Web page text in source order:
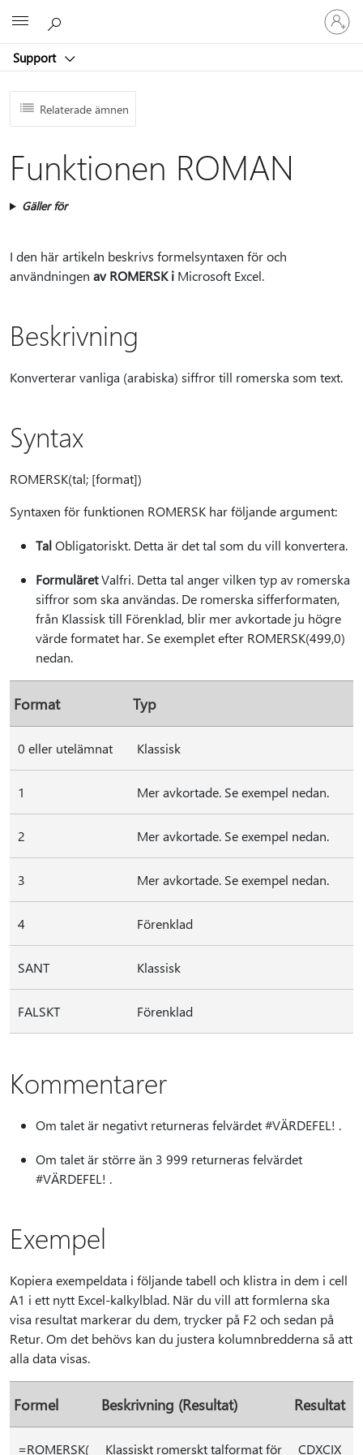
Support
Logga
in
på
konto
Relaterade ämnen
Funktionen ROMAN
Gäller för
I den här artikeln beskrivs formelsyntaxen för och
användningen av ROMERSK i Microsoft Excel.
Beskrivning
Konverterar vanliga (arabiska) siffror till romerska som text.
Syntax
ROMERSK(tal; [format])
Syntaxen för funktionen ROMERSK har följande argument:
TalObligatoriskt. Detta är det tal som du vill konvertera.
FormuläretValfri. Detta tal anger vilken typ av romerska
siffror som ska användas. De romerska sifferformaten,
från Klassisk till Förenklad, blir mer avkortade ju högre
värde formatet har. Se exemplet efter ROMERSK(499,0)
nedan.
Format Typ
0 eller utelämnat Klassisk
1 Mer avkortade. Se exempel nedan.
2 Mer avkortade. Se exempel nedan.
3 Mer avkortade. Se exempel nedan.
4 Förenklad
SANT Klassisk
FALSKT Förenklad
Kommentarer
Om talet är negativt returneras felvärdet #VÄRDEFEL! .
Om talet är större än 3 999 returneras felvärdet
#VÄRDEFEL! .
Exempel
Kopiera exempeldata i följande tabell och klistra in dem i cell
A1 i ett nytt Excel-kalkylblad. När du vill att formlerna ska
visa resultat markerar du dem, trycker på F2 och sedan på
Retur. Om det behövs kan du justera kolumnbredderna så att
alla data visas.
Formel Beskrivning (Resultat) Resultat
=ROMERSK( Klassiskt romerskt talformat för CDXCIX